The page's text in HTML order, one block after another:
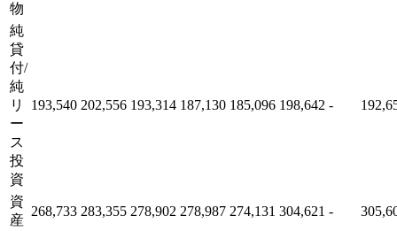
物
純
貸
付/
純
リ
ー
ス
投
資
193,540 202,556 193,314 187,130 185,096 198,642 -
資
産
268,733 283,355 278,902 278,987 274,131 304,621 -